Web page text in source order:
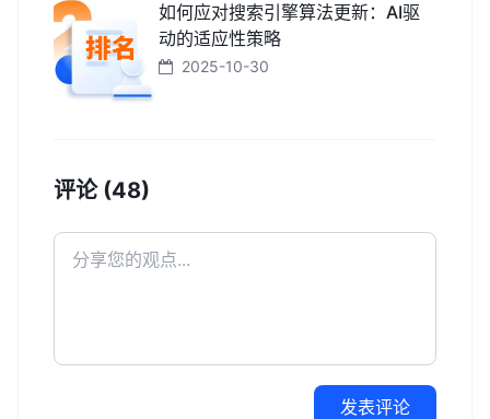
如何应对搜索引擎算法更新：AI驱
动的适应性策略
2025-10-30
评论 (48)
发表评论